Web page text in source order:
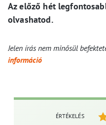
Az előző hét
olvashatod.
Jelen írás nem minősül
információ
ÉRTÉKELÉS